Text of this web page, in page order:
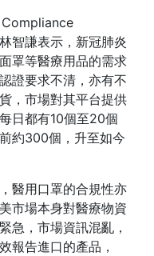
智謙表示，新冠肺炎
罩等醫療用品的需求
證要求不清，亦有不
，市場對其平台提供
日都有10個至20個
約300個，升至如今
醫用口罩的合規性亦
市場本身對醫療物資
急，市場資訊混亂，
報告進口的產品，